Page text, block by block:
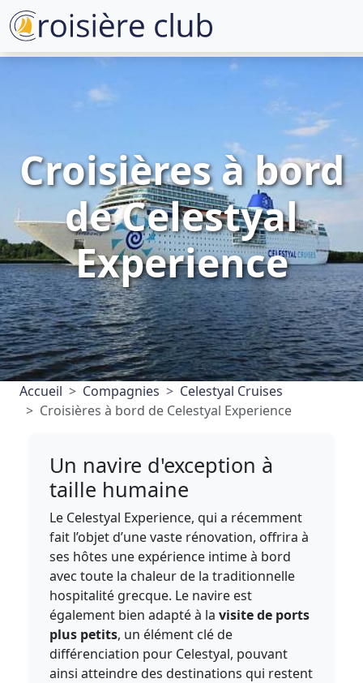
Croisières à bord
de Celestyal
Experience
Accueil Compagnies
Celestyal Cruises
Croisières à bord de Celestyal Experience
Un navire d'exception à
taille humaine
Le Celestyal Experience, qui a récemment
fait l’objet d’une vaste rénovation, offrira à
ses hôtes une expérience intime à bord
avec toute la chaleur de la traditionnelle
hospitalité grecque. Le navire est
également bien adapté à lavisite de ports
plus petits, un élément clé de
différenciation pour Celestyal, pouvant
ainsi atteindre des destinations qui restent